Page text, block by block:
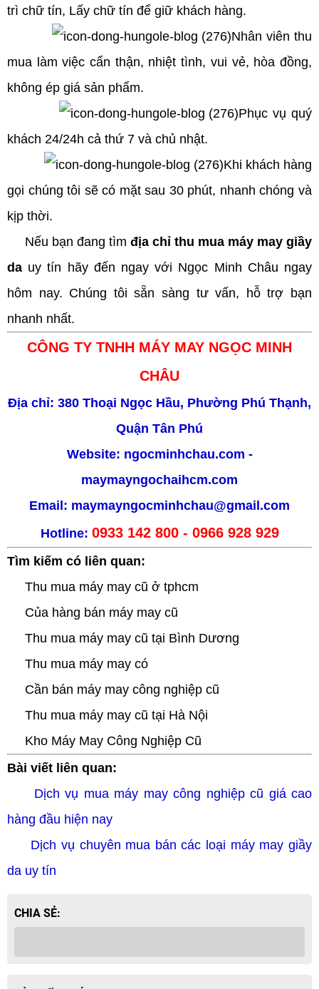
trì chữ tín, Lấy chữ tín để giữ khách hàng.
Nhân viên thu
mua làm việc cẩn thận, nhiệt tình, vui vẻ, hòa đồng,
không ép giá sản phẩm.
Phục vụ quý
khách 24/24h cả thứ 7 và chủ nhật.
Khi khách hàng
gọi chúng tôi sẽ có mặt sau 30 phút, nhanh chóng và
kịp thời.
Nếu bạn đang tìm địa chỉ thu mua máy may giầy
da uy tín hãy đến ngay với Ngọc Minh Châu ngay
hôm nay. Chúng tôi sẵn sàng tư vấn, hỗ trợ bạn
nhanh nhất.
CÔNG TY TNHH MÁY MAY NGỌC MINH
CHÂU
Địa chỉ: 380 Thoại Ngọc Hầu, Phường Phú Thạnh,
Quận Tân Phú
Website: ngocminhchau.com -
maymayngochaihcm.com
Email: maymayngocminhchau@gmail.com
Hotline: 0933 142 800 - 0966 928 929
Tìm kiếm có liên quan:
Thu mua máy may cũ ở tphcm
Của hàng bán máy may cũ
Thu mua máy may cũ tại Bình Dương
Thu mua máy may có
Cần bán máy may công nghiệp cũ
Thu mua máy may cũ tại Hà Nội
Kho Máy May Công Nghiệp Cũ
Bài viết liên quan:
Dịch vụ mua máy may công nghiệp cũ giá cao
hàng đầu hiện nay
Dịch vụ chuyên mua bán các loại máy may giầy
da uy tín
CHIA SẺ: